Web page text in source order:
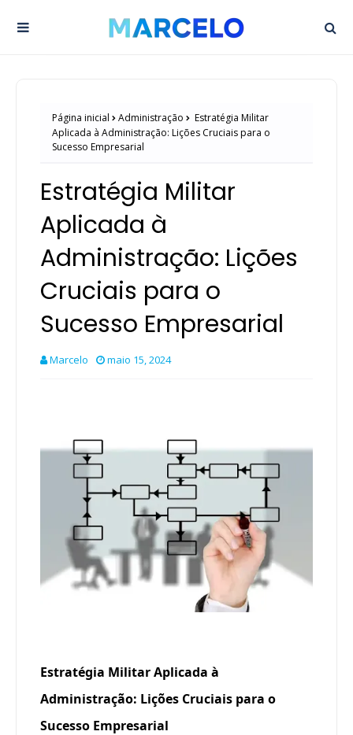
Página inicial Administração
Estratégia Militar
Aplicada à Administração: Lições Cruciais para o
Sucesso Empresarial
Estratégia Militar
Aplicada à
Administração: Lições
Cruciais para o
Sucesso Empresarial
Marcelo maio 15, 2024
Estratégia Militar Aplicada à
Administração: Lições Cruciais para o
Sucesso Empresarial